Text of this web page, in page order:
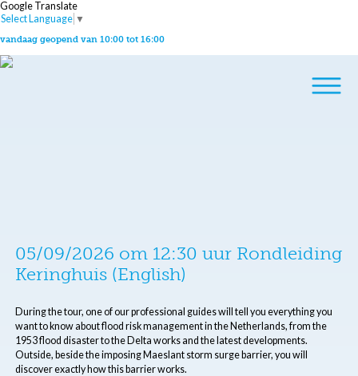
Google Translate
Select Language ▼
vandaag geopend van 10:00 tot 16:00
05/09/2026 om 12:30 uur Rondleiding
Keringhuis (English)
During the tour, one of our professional guides will tell you everything you
want to know about flood risk management in the Netherlands, from the
1953 flood disaster to the Delta works and the latest developments.
Outside, beside the imposing Maeslant storm surge barrier, you will
discover exactly how this barrier works.